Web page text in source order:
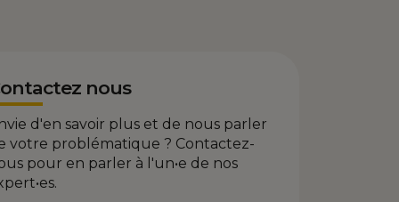
nous
d'en savoir plus et de nous parler
votre problématique ? Contactez-
pour en parler à l'un•e de nos